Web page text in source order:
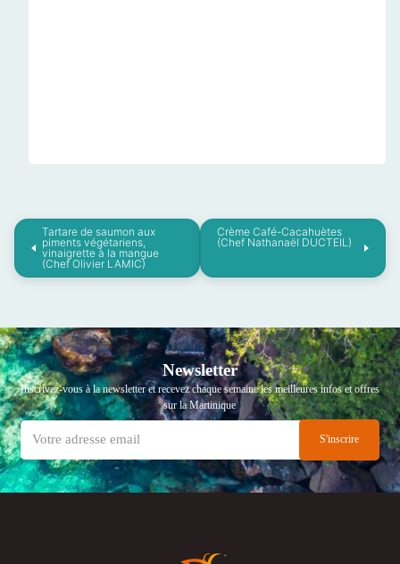
Tartare de saumon aux
piments végétariens,
vinaigrette à la mangue
(Chef Olivier LAMIC)
Crème Café-Cacahuètes
(Chef Nathanaël DUCTEIL)
Newsletter
Inscrivez-vous à la newsletter et recevez chaque semaine les meilleures infos et offres
sur la Martinique